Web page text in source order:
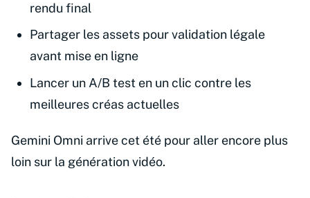
rendu final
Partager les assets pour validation légale
avant mise en ligne
Lancer un A/B test en un clic contre les
meilleures créas actuelles
Gemini Omni arrive cet été pour aller encore plus
loin sur la génération vidéo.